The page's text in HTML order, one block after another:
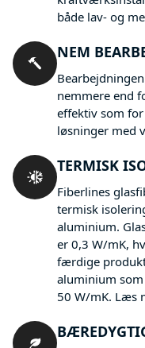
både lav- og
NEM
nemmere end
effektiv som
løsninger med
TERMISK
Fiberlines
termisk
aluminium.
er 0,3 W/mK,
færdige
aluminium som
50 W/mK. Læs